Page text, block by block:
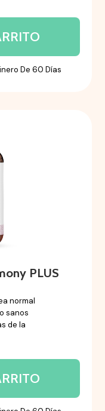
De 60 Días
PLUS
normal
sanos
de la